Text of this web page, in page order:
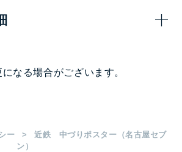
1枚）
1枚）
なる場合がございます。
ー
近鉄 中づりポスター（名古屋セブ
ン）